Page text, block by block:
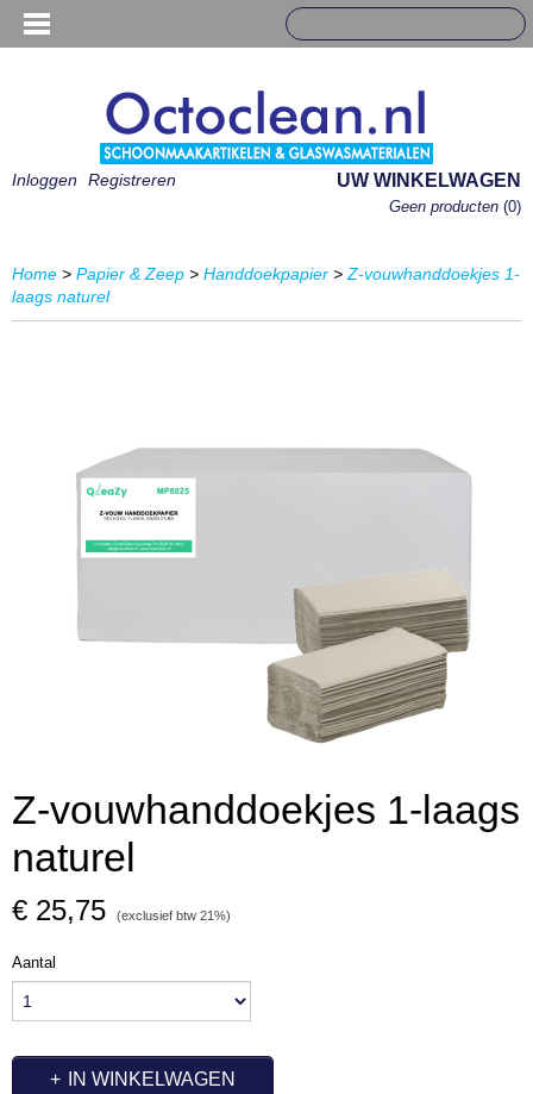
Inloggen Registreren UW WINKELWAGEN
Geen producten (0)
Home > Papier & Zeep > Handdoekpapier > Z-vouwhanddoekjes 1-
laags naturel
Z-vouwhanddoekjes 1-laags
naturel
€ 25,75 (exclusief btw 21%)
Aantal
IN WINKELWAGEN